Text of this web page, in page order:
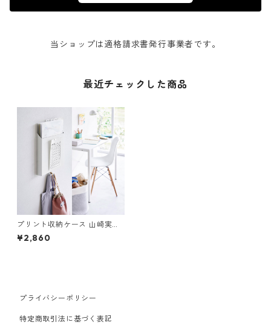
当ショップは適格請求書発行事業者です。
最近チェックした商品
プリント収納ケース 山崎実業
tower タワー 石こうボード壁
対応プリント収納ホルダー ホ
¥2,860
プライバシーポリシー
特定商取引法に基づく表記